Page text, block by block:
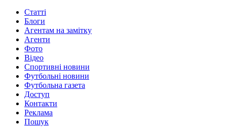
Статті
Блоги
Агентам на замітку
Агенти
Фото
Відео
Спортивні новини
Футбольні новини
Футбольна газета
Доступ
Контакти
Реклама
Пошук